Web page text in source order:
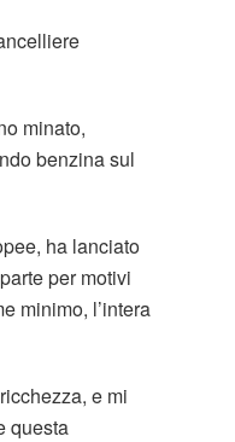
minato,
benzina sul
ha lanciato
per motivi
minimo, l’intera
e mi
questa